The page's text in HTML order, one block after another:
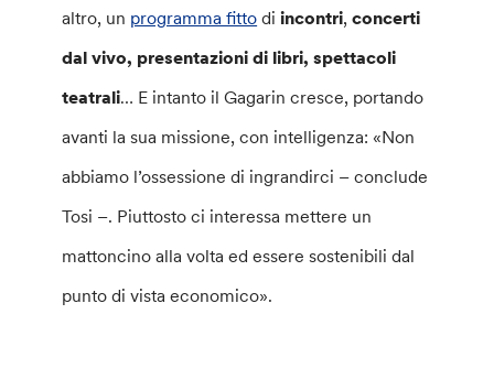
altro, un programma fitto diincontri, concerti
dal vivo, presentazioni di libri, spettacoli
teatrali… E intanto il Gagarin cresce, portando
avanti la sua missione, con intelligenza: «Non
abbiamo l’ossessione di ingrandirci – conclude
Tosi –. Piuttosto ci interessa mettere un
mattoncino alla volta ed essere sostenibili dal
punto di vista economico».